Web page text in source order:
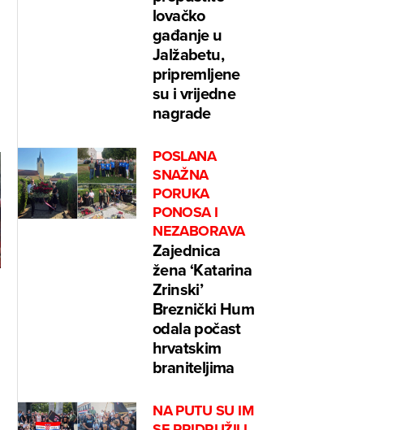
lovačko
gađanje u
Jalžabetu,
pripremljene
su i vrijedne
nagrade
POSLANA
SNAŽNA
PORUKA
PONOSA I
NEZABORAVA
Zajednica
žena ‘Katarina
Zrinski’
Breznički Hum
odala počast
hrvatskim
braniteljima
NA PUTU SU IM